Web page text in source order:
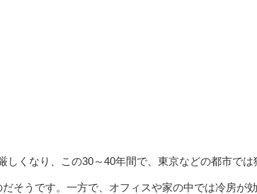
しくなり、この30～40年間で、東京などの都市で
そうです。一方で、オフィスや家の中では冷房が